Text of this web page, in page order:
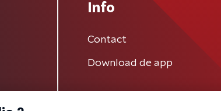
Info
Contact
Download de app